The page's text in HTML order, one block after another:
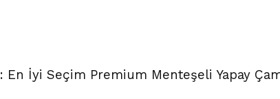
En İyi Seçim Premium Menteşeli Yapay Çam